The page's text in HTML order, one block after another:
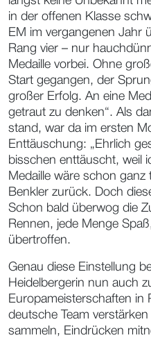
in der offenen Klasse
EM im vergangenen Jahr
Rang vier – nur
Medaille vorbei. Ohne
Start gegangen, der
großer Erfolg. An eine
getraut zu denken“. Als
stand, war da im ersten
Enttäuschung: „Ehrlich
bisschen enttäuscht, weil
Medaille wäre schon ganz
Benkler zurück. Doch
Schon bald überwog die
Rennen, jede Menge
übertroffen.
Genau diese Einstellung
Heidelbergerin nun auch
Europameisterschaften in
deutsche Team
sammeln, Eindrücken